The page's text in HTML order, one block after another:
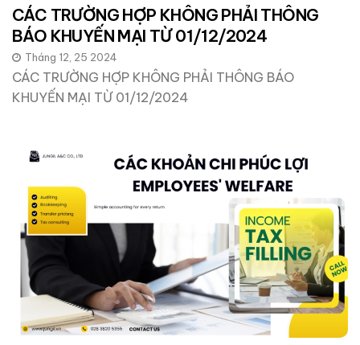
CÁC TRƯỜNG HỢP KHÔNG PHẢI THÔNG
BÁO KHUYẾN MẠI TỪ 01/12/2024
Tháng 12, 25 2024
CÁC TRƯỜNG HỢP KHÔNG PHẢI THÔNG BÁO
KHUYẾN MẠI TỪ 01/12/2024